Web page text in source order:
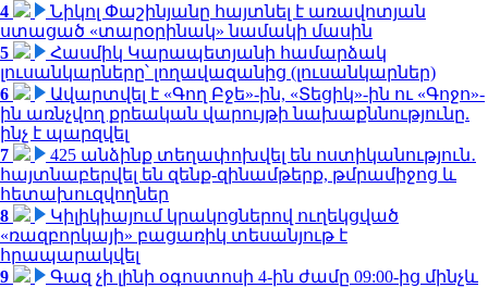
4
Նիկոլ Փաշինյանը հայտնել է առավոտյան
ստացած «տարօրինակ» նամակի մասին
5
Հասմիկ Կարապետյանի համարձակ
լուսանկարները՝ լողավազանից (լուսանկարներ)
6
Ավարտվել է «Գող Բջե»-ին, «Տեցիկ»-ին ու «Գոջո»-
ին առնչվող քրեական վարույթի նախաքննությունը.
ինչ է պարզվել
7
425 անձինք տեղափոխվել են ոստիկանություն․
հայտնաբերվել են զենք-զինամթերք, թմրամիջոց և
հետախուզվողներ
8
Կիլիկիայում կրակոցներով ուղեկցված
«ռազբորկայի» բացառիկ տեսանյութ է
հրապարակվել
9
Գազ չի լինի օգոստոսի 4-ին ժամը 09:00-ից մինչև